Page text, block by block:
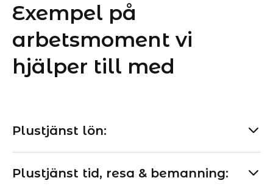
Exempel på
arbetsmoment vi
hjälper till med
Plustjänst lön:
Plustjänst tid, resa & bemanning: